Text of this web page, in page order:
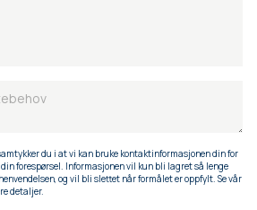
du i at vi kan bruke kontaktinformasjonen din for
forespørsel. Informasjonen vil kun bli lagret så lenge
og vil bli slettet når formålet er oppfylt. Se vår
detaljer.